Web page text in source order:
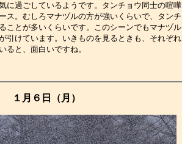
に過ごしているようです。タンチョウ同士の喧嘩
ス。むしろマナヅルの方が強いくらいで、タンチ
ことが多いくらいです。このシーンでもマナヅル
引けています。いきものを見るときも、それぞれ
ら見ていると、面白いですね。
１月６日（月）